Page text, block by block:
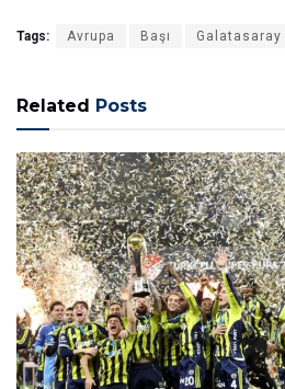
Tags: Avrupa Başı Galatasaray
Related Posts